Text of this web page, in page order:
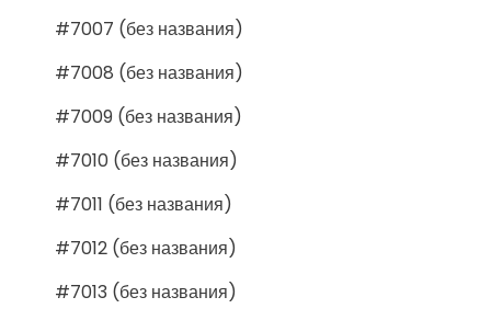
#7007 (без названия)
#7008 (без названия)
#7009 (без названия)
#7010 (без названия)
#7011 (без названия)
#7012 (без названия)
#7013 (без названия)